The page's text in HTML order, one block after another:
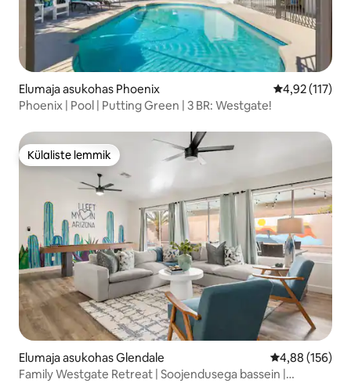
Elumaja asukohas Phoenix Keskmine
4,92 (117)
Phoenix | Pool | Putting Green | 3 BR: Westgate!
Külaliste lemmik
Külaliste lemmik
Elumaja asukohas Glendale Keskmine
4,88 (156)
Family Westgate Retreat | Soojendusega bassein |